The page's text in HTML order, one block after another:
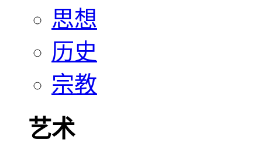
思想
历史
宗教
艺术